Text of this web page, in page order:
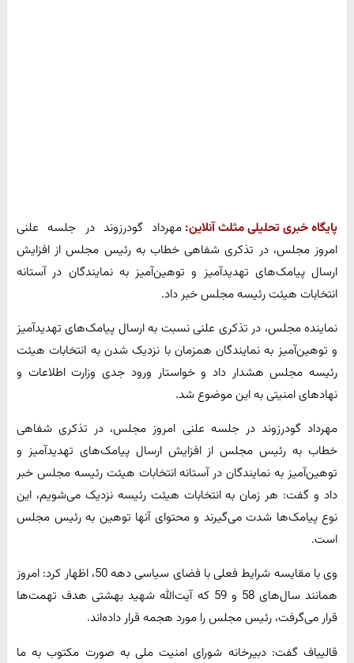
پایگاه خبری تحلیلی مثلث آنلاین: مهرداد گودرزوند در جلسه علنی
امروز مجلس، در تذکری شفاهی خطاب به رئیس مجلس از افزایش
ارسال پیامک‌های تهدیدآمیز و توهین‌آمیز به نمایندگان در آستانه
انتخابات هیئت رئیسه مجلس خبر داد.
نماینده مجلس، در تذکری علنی نسبت به ارسال پیامک‌های تهدیدآمیز
و توهین‌آمیز به نمایندگان همزمان با نزدیک شدن به انتخابات هیئت
رئیسه مجلس هشدار داد و خواستار ورود جدی وزارت اطلاعات و
نهادهای امنیتی به این موضوع شد.
مهرداد گودرزوند در جلسه علنی امروز مجلس، در تذکری شفاهی
خطاب به رئیس مجلس از افزایش ارسال پیامک‌های تهدیدآمیز و
توهین‌آمیز به نمایندگان در آستانه انتخابات هیئت رئیسه مجلس خبر
داد و گفت: هر زمان به انتخابات هیئت رئیسه نزدیک می‌شویم، این
نوع پیامک‌ها شدت می‌گیرند و محتوای آنها توهین به رئیس مجلس
است.
وی با مقایسه شرایط فعلی با فضای سیاسی دهه 50، اظهار کرد: امروز
همانند سال‌های 58 و 59 که آیت‌الله شهید بهشتی هدف تهمت‌ها
قرار می‌گرفت، رئیس مجلس را مورد هجمه قرار داده‌اند.
قالیباف گفت: دبیرخانه شورای امنیت ملی به صورت مکتوب به ما